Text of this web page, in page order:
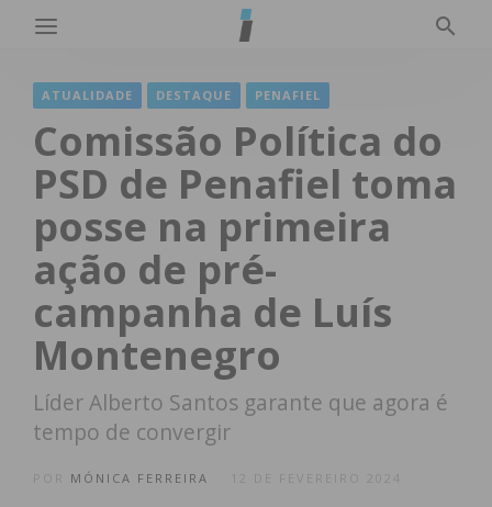
ATUALIDADE DESTAQUE PENAFIEL
Comissão Política do
PSD de Penafiel toma
posse na primeira
ação de pré-
campanha de Luís
Montenegro
Líder Alberto Santos garante que agora é
tempo de convergir
MÓNICA FERREIRA 12 DE FEVEREIRO 2024